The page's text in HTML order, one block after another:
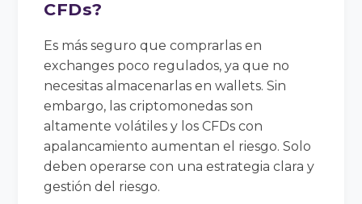
CFDs?
Es más seguro que comprarlas en
exchanges poco regulados, ya que no
necesitas almacenarlas en wallets. Sin
embargo, las criptomonedas son
altamente volátiles y los CFDs con
apalancamiento aumentan el riesgo. Solo
deben operarse con una estrategia clara y
gestión del riesgo.